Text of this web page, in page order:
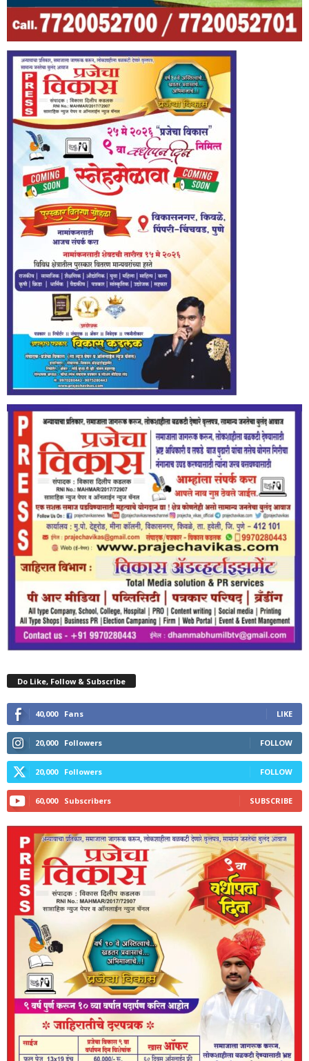
Do Like, Follow & Subscribe
40,000 Fans LIKE
20,000 Followers FOLLOW
20,000 Followers FOLLOW
60,000 Subscribers SUBSCRIBE